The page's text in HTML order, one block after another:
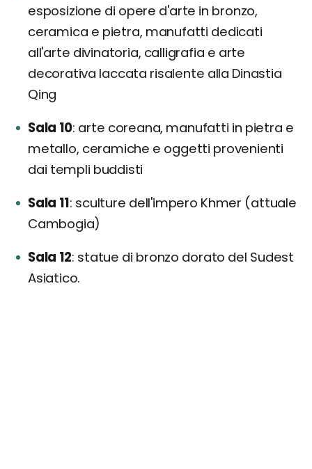
esposizione di opere d'arte in bronzo,
ceramica e pietra, manufatti dedicati
all'arte divinatoria, calligrafia e arte
decorativa laccata risalente alla Dinastia
Qing
Sala 10 arte coreana, manufatti in pietra e
metallo, ceramiche e oggetti provenienti
dai templi buddisti
Sala 11 sculture dell'impero Khmer (attuale
Cambogia)
Sala 12 statue di bronzo dorato del Sudest
Asiatico.